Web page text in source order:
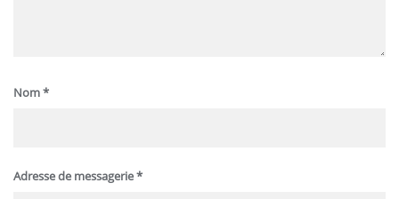
Nom*
Adresse de messagerie*